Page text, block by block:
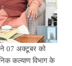
07 अक्टूबर को
कल्याण विभाग के